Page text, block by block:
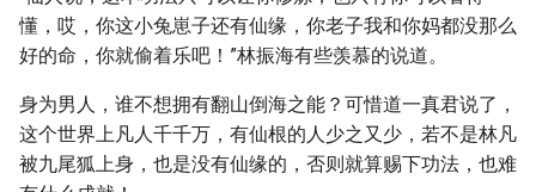
懂，哎，你这小兔崽子还有仙缘，你老子我和你妈都没那么
好的命，你就偷着乐吧！”林振海有些羡慕的说道。
身为男人，谁不想拥有翻山倒海之能？可惜道一真君说了，
这个世界上凡人千千万，有仙根的人少之又少，若不是林凡
被九尾狐上身，也是没有仙缘的，否则就算赐下功法，也难